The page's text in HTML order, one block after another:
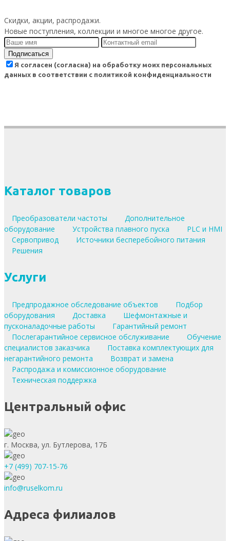
Скидки, акции, распродажи.
Новые поступления, коллекции и многое многое другое.
Подписаться
Я согласен (согласна) на обработку моих персональных
данных в соответствии с политикой конфиденциальности
Каталог товаров
Преобразователи частоты
Дополнительное
оборудование
Устройства плавного пуска
PLC и HMI
Сервопривод
Источники бесперебойного питания
Решения
Услуги
Предпродажное обследование объектов
Подбор
оборудования
Доставка
Шефмонтажные и
пусконаладочные работы
Гарантийный ремонт
Послегарантийное сервисное обслуживание
Обучение
специалистов заказчика
Поставка комплектующих для
негарантийного ремонта
Возврат и замена
Распродажа и комиссионное оборудование
Техническая поддержка
Центральный офис
г. Москва, ул. Бутлерова, 17Б
+7 (499) 707-15-76
info@ruselkom.ru
Адреса филиалов